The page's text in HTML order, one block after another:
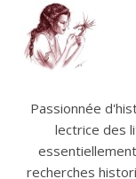
Passionnée
lectrice des
recherches